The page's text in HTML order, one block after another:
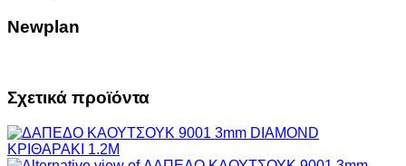
Newplan
Σχετικά προϊόντα